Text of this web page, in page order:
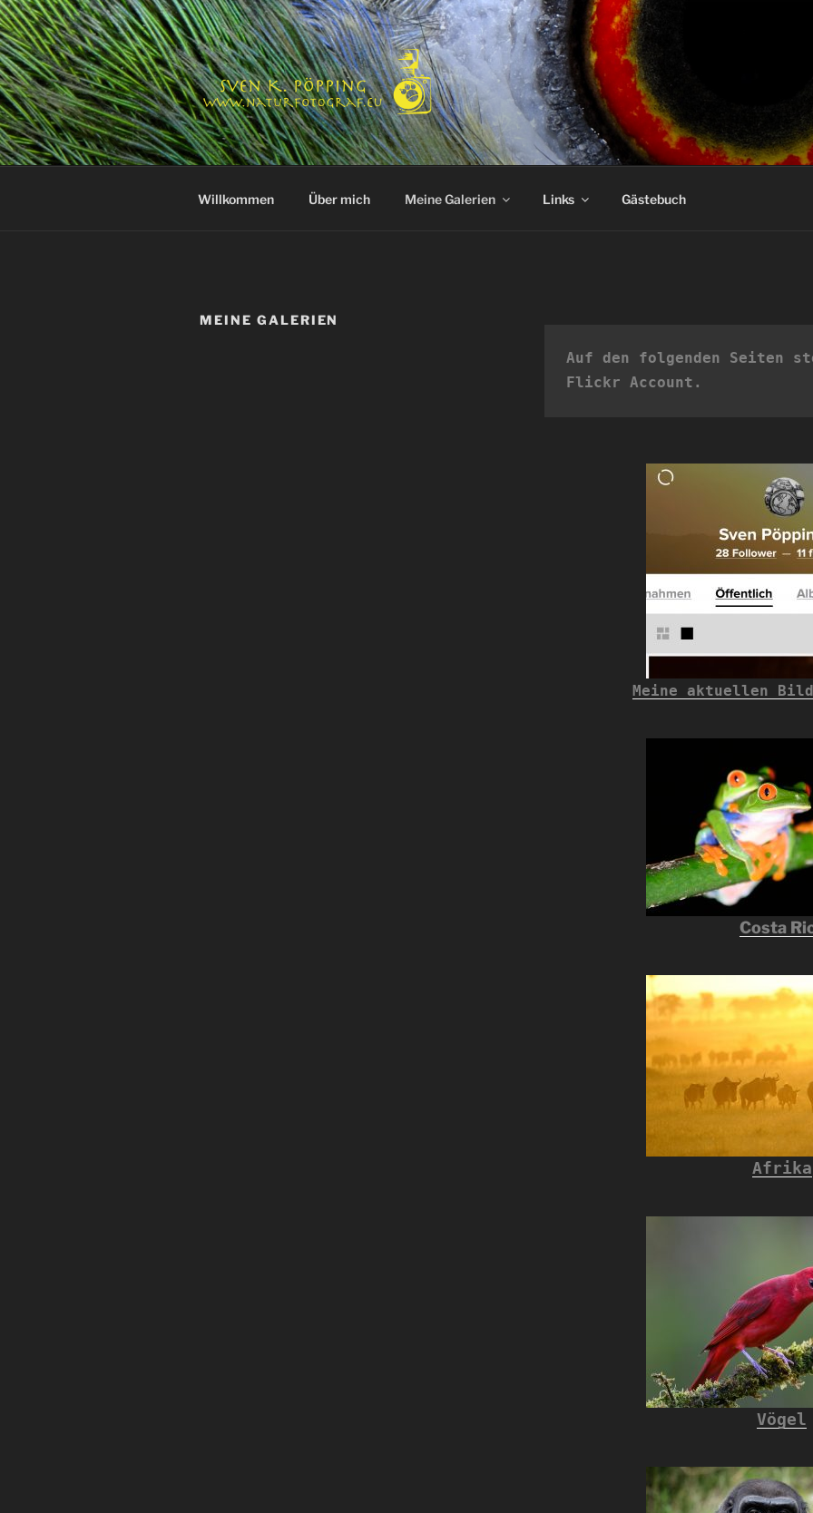
Zum
Inhalt
springen
NATURFOTOGRAF.EU
Die Welt in Bildern
Willkommen Über mich Meine Galerien Links Gästebuch
MEINE GALERIEN
Auf den folgenden Seiten
Flickr Account.
Meine aktuellen
Costa
Afrika
Vögel